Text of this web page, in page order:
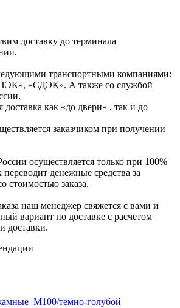
доставку до терминала
транспортными компаниями:
«СДЭК». А также со службой
как «до двери» , так и до
заказчиком при получении
осуществляется только при 100%
переводит денежные средства за
стоимостью заказа.
наш менеджер свяжется с вами и
вариант по доставке с расчетом
доставки.
темно-голубой